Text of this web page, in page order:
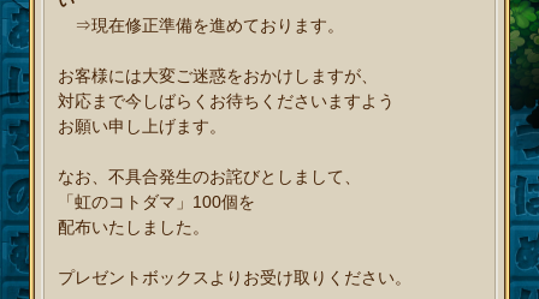
⇒現在修正準備を進めております。
お客様には大変ご迷惑をおかけしますが、
対応まで今しばらくお待ちくださいますよう
お願い申し上げます。
なお、不具合発生のお詫びとしまして、
「虹のコトダマ」100個を
配布いたしました。
プレゼントボックスよりお受け取りください。